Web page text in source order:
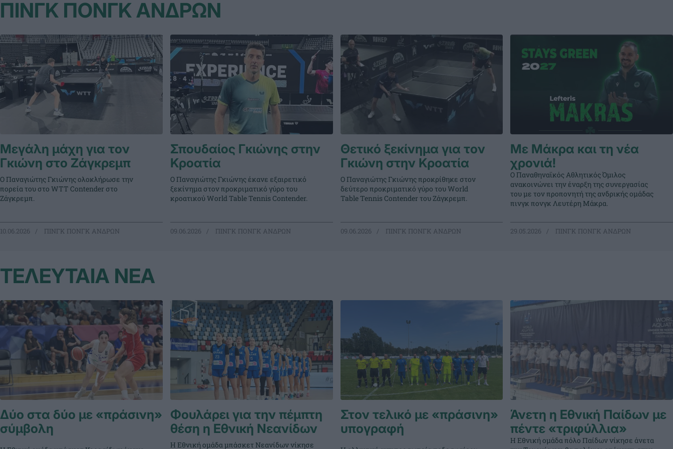
ΠΙΝΓΚ ΠΟΝΓΚ ΑΝΔΡΩΝ
Μεγάλη μάχη για τον
Γκιώνη στο Ζάγκρεμπ
Ο Παναγιώτης Γκιώνης ολοκλήρωσε την
πορεία του στο WTT Contender στο
Ζάγκρεμπ.
10.06.2026 ΠΙΝΓΚ ΠΟΝΓΚ ΑΝΔΡΩΝ
Σπουδαίος Γκιώνης στην
Κροατία
Ο Παναγιώτης Γκιώνης έκανε εξαιρετικό
ξεκίνημα στον προκριματικό γύρο του
κροατικού World Table Tennis Contender.
09.06.2026 ΠΙΝΓΚ ΠΟΝΓΚ ΑΝΔΡΩΝ
Θετικό ξεκίνημα για τον
Γκιώνη στην Κροατία
Ο Παναγιώτης Γκιώνης προκρίθηκε στον
δεύτερο προκριματικό γύρο του World
Table Tennis Contender του Ζάγκρεμπ.
09.06.2026 ΠΙΝΓΚ ΠΟΝΓΚ ΑΝΔΡΩΝ
Με Μάκρα και τη νέα
χρονιά!
Ο Παναθηναϊκός Αθλητικός Όμιλος
ανακοινώνει την έναρξη της συνεργασίας
του με τον προπονητή της ανδρικής ομάδας
πινγκ πονγκ Λευτέρη Μάκρα.
29.05.2026 ΠΙΝΓΚ ΠΟΝΓΚ ΑΝΔΡΩΝ
ΤΕΛΕΥΤΑΙΑ ΝΕΑ
Δύο στα δύο με «πράσινη»
σύμβολη
Φουλάρει για την πέμπτη
θέση η Εθνική Νεανίδων
Η Εθνική ομάδα μπάσκετ Νεανίδων νίκησε
Στον τελικό με «πράσινη»
υπογραφή
Άνετη η Εθνική Παίδων με
πέντε «τριφύλλια»
Η Εθνική ομάδα πόλο Παίδων νίκησε άνετα